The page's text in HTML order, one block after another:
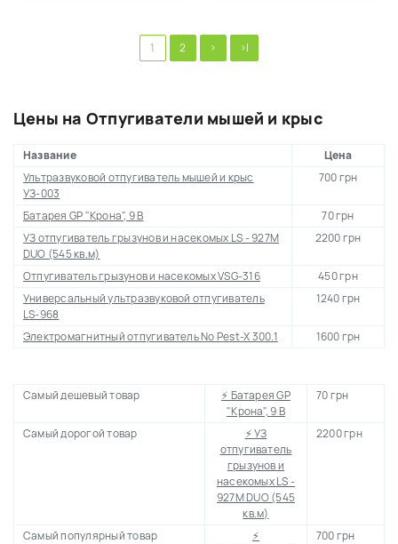
1 2 > >|
Цены на Отпугиватели мышей и крыс
Название
Цена
Ультразвуковой отпугиватель мышей и крыс
УЗ-003
700 грн
Батарея GP "Крона", 9 В
70 грн
УЗ отпугиватель грызунов и насекомых LS - 927M
DUO (545 кв.м)
2200 грн
Отпугиватель грызунов и насекомых VSG-316
450 грн
Универсальный ультразвуковой отпугиватель
LS-968
1240 грн
Электромагнитный отпугиватель No Pest-X 300.1 1600 грн
Самый дешевый товар
⚡ Батарея GP
"Крона", 9 В
70 грн
Самый дорогой товар
⚡ УЗ
отпугиватель
грызунов и
насекомых LS -
927M DUO (545
кв.м)
2200 грн
Самый популярный товар
⚡
700 грн